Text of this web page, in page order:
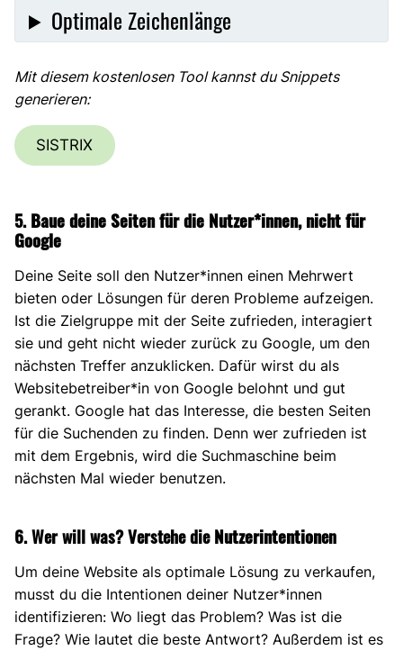
Optimale Zeichenlänge
Mit diesem kostenlosen Tool kannst du Snippets
generieren:
SISTRIX
5.Baue deine Seiten für die Nutzer*innen, nicht für
Google
Deine Seite soll den Nutzer*innen einen Mehrwert
bieten oder Lösungen für deren Probleme aufzeigen.
Ist die Zielgruppe mit der Seite zufrieden, interagiert
sie und geht nicht wieder zurück zu Google, um den
nächsten Treffer anzuklicken. Dafür wirst du als
Websitebetreiber*in von Google belohnt und gut
gerankt. Google hat das Interesse, die besten Seiten
für die Suchenden zu finden. Denn wer zufrieden ist
mit dem Ergebnis, wird die Suchmaschine beim
nächsten Mal wieder benutzen.
6. Wer will was? Verstehe dieNutzerintentionen
Um deine Website als optimale Lösung zu verkaufen,
musst du die Intentionen deiner Nutzer*innen
identifizieren: Wo liegt das Problem? Was ist die
Frage? Wie lautet die beste Antwort? Außerdem ist es